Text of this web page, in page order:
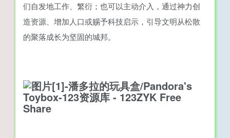
们自发地工作、繁衍；也可以主动介入，通过神力创
造资源、增加人口或赐予科技启示，引导文明从松散
的聚落成长为坚固的城邦。